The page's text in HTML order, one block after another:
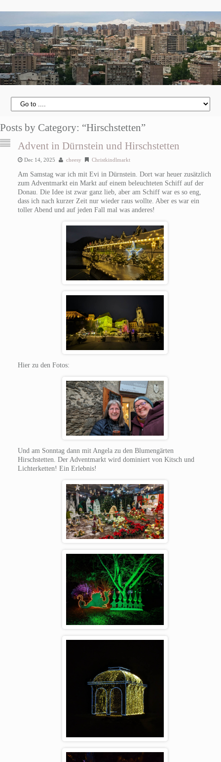
Posts by Category: “Hirschstetten”
Advent in Dürnstein und Hirschstetten
Dec 14, 2025 cheesy Christkindlmarkt
Am Samstag war ich mit Evi in Dürnstein. Dort war heuer zusätzlich
zum Adventmarkt ein Markt auf einem beleuchteten Schiff auf der
Donau. Die Idee ist zwar ganz lieb, aber am Schiff war es so eng,
dass ich nach kurzer Zeit nur wieder raus wollte. Aber es war ein
toller Abend und auf jeden Fall mal was anderes!
Hier zu den Fotos:
Und am Sonntag dann mit Angela zu den Blumengärten
Hirschstetten. Der Adventmarkt wird dominiert von Kitsch und
Lichterketten! Ein Erlebnis!